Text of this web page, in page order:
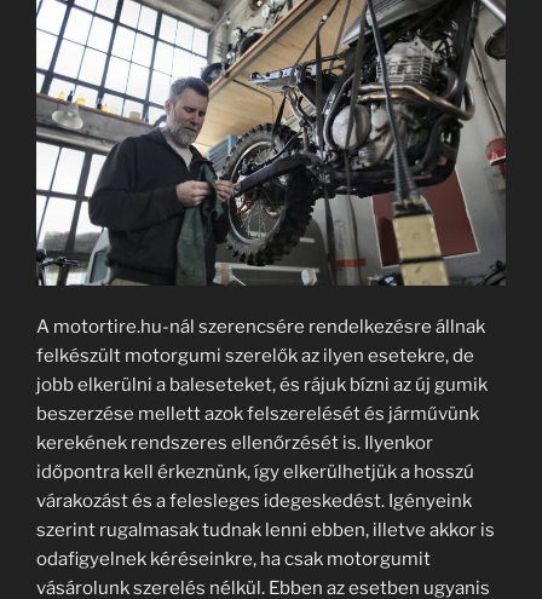
A motortire.hu-nál szerencsére rendelkezésre állnak
felkészült motorgumi szerelők az ilyen esetekre, de
jobb elkerülni a baleseteket, és rájuk bízni az új gumik
beszerzése mellett azok felszerelését és járművünk
kerekének rendszeres ellenőrzését is. Ilyenkor
időpontra kell érkeznünk, így elkerülhetjük a hosszú
várakozást és a felesleges idegeskedést. Igényeink
szerint rugalmasak tudnak lenni ebben, illetve akkor is
odafigyelnek kéréseinkre, ha csak motorgumit
vásárolunk szerelés nélkül. Ebben az esetben ugyanis